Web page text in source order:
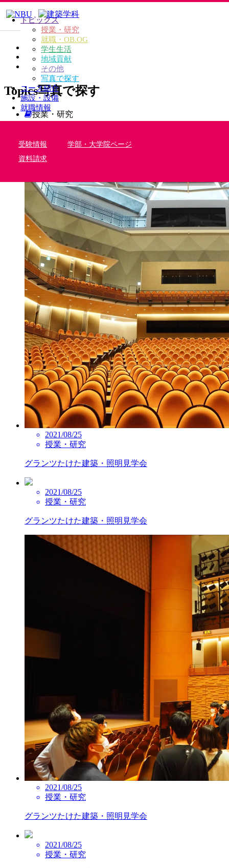
トピックス
授業・研究
就職・OB.OG
学生生活
地域貢献
その他
写真で探す
コース紹介
施設・設備
就職情報
受験情報
学部・大学院ページ
資料請求
TOP
TOPICS
写真で探す
Topics写真で探す
授業・研究
地域貢献
その他
2021/08/25
授業・研究
グランツたけた建築・照明見学会
2021/08/25
授業・研究
グランツたけた建築・照明見学会
2021/08/25
授業・研究
グランツたけた建築・照明見学会
2021/08/25
授業・研究